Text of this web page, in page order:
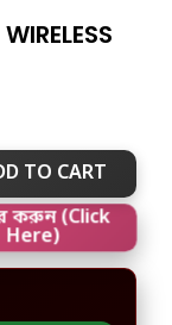
TO CART
করুন (Click
Here)